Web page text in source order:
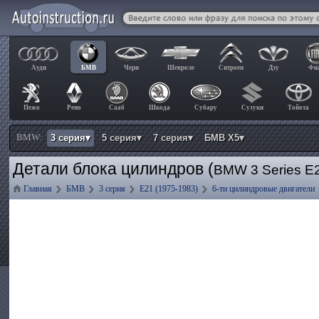
Ауди БМВ Чери Шевроле Ситроен Дэу
Пежо Рено Сааб Шкода Субару Сузуки Тойота
BMW: 3 серия▾ 5 серия▾ 7 серия▾ БМВ Х5▾
Детали блока цилиндров (BMW 3 Series
Главная БМВ 3 серия E21 (1975-1983) 6-ти цилиндровые двигатели